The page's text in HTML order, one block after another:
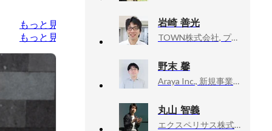
もっと見る
もっと見る
岩崎 善光
TOWN株式会社, プロダクトマネージャー
野末 馨
Araya Inc., 新規事業部・プロダクトマネージャー
丸山 智義
エクスペリサス株式会社 , 代表取締役/CEO